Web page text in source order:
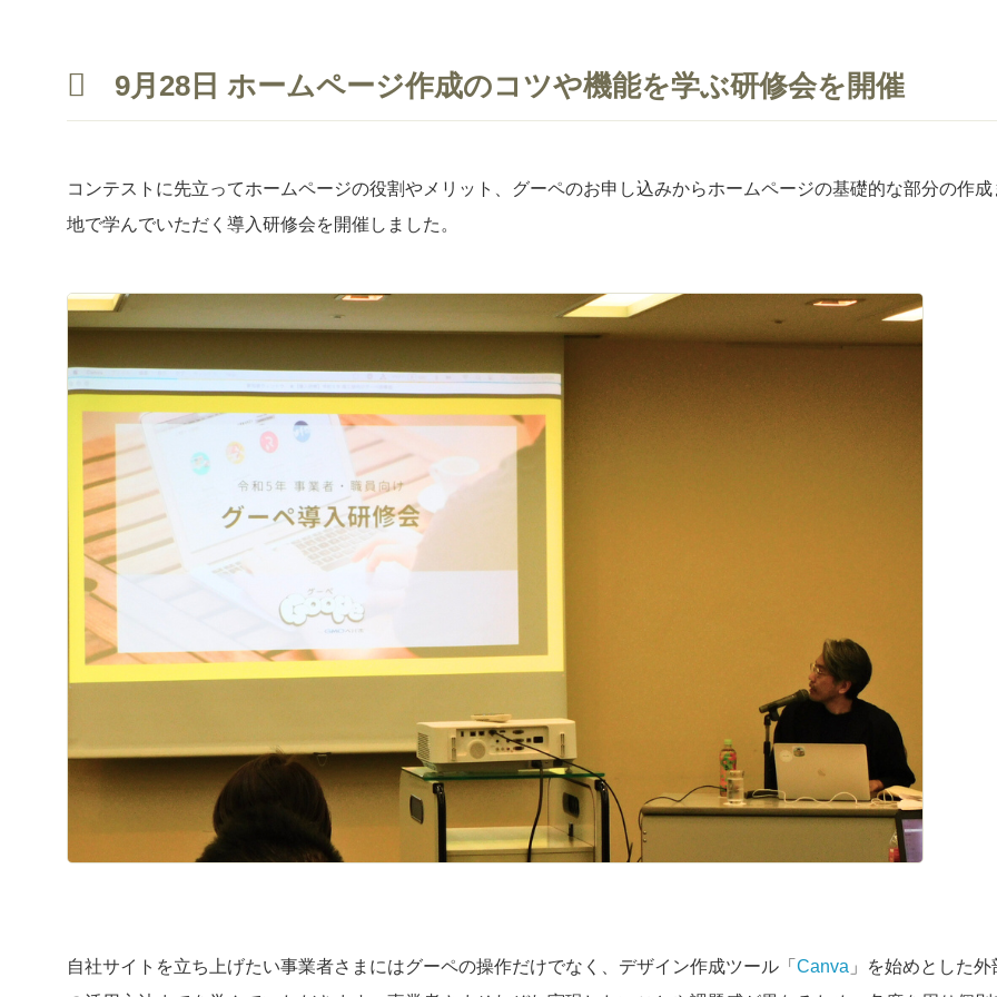
9月28日 ホームページ作成のコツや機能を学ぶ研修会を開催
コンテストに先立ってホームページの役割やメリット、グーペのお申し込みからホームページの基礎的な部分の作
地で学んでいただく導入研修会を開催しました。
自社サイトを立ち上げたい事業者さまにはグーペの操作だけでなく、デザイン作成ツール「 Canva 」を始めとした